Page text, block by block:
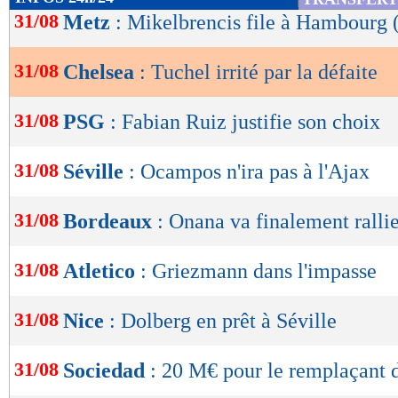
de
OK
31/08 Metz : Mikelbrencis file à
31/08 Chelsea : Tuchel irrité par la défaite
31/08 PSG : Fabian Ruiz justifie son choix
31/08 Séville : Ocampos n'ira pas à l'Ajax
31/08 Bordeaux : Onana va finalement
31/08 Atletico : Griezmann dans l'impasse
31/08 Nice : Dolberg en prêt à Séville
31/08 Sociedad : 20 M€ pour le remplaçant